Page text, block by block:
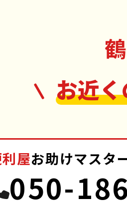
お近
屋お助けマスタ
050-